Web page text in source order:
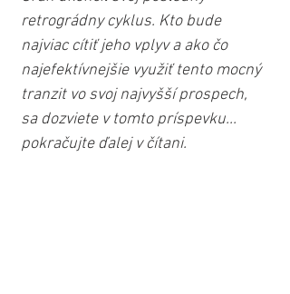
retrográdny cyklus. Kto bude
najviac cítiť jeho vplyv a ako čo
najefektívnejšie využiť tento mocný
tranzit vo svoj najvyšší prospech,
sa dozviete v tomto príspevku...
pokračujte ďalej v čítani.